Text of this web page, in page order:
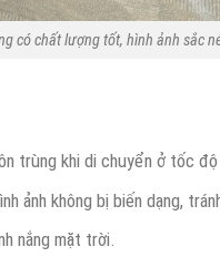
có chất lượng tốt, hình ảnh sắc
trùng khi di chuyển ở tốc
ảnh không bị biến dạng,
nắng mặt trời.